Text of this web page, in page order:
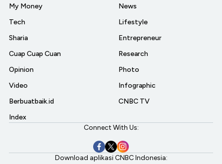
My Money
Tech
Sharia
Cuap Cuap Cuan
Opinion
Video
Berbuatbaik.id
Index
News
Lifestyle
Entrepreneur
Research
Photo
Infographic
CNBC TV
Connect With Us:
Download aplikasi CNBC Indonesia: